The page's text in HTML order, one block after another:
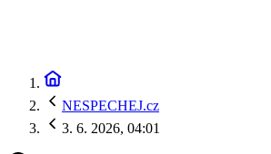
NESPECHEJ.cz
3. 6. 2026, 04:01